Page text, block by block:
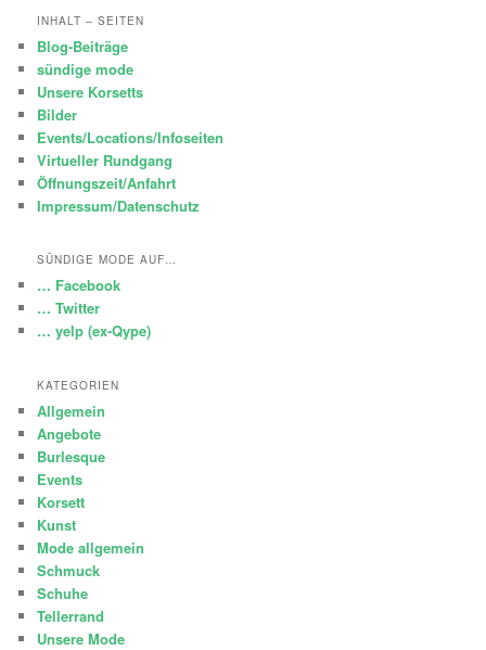
INHALT – SEITEN
Blog-Beiträge
sündige mode
Unsere Korsetts
Bilder
Events/Locations/Infoseiten
Virtueller Rundgang
Öffnungszeit/Anfahrt
Impressum/Datenschutz
SÜNDIGE MODE AUF…
… Facebook
… Twitter
… yelp (ex-Qype)
KATEGORIEN
Allgemein
Angebote
Burlesque
Events
Korsett
Kunst
Mode allgemein
Schmuck
Schuhe
Tellerrand
Unsere Mode